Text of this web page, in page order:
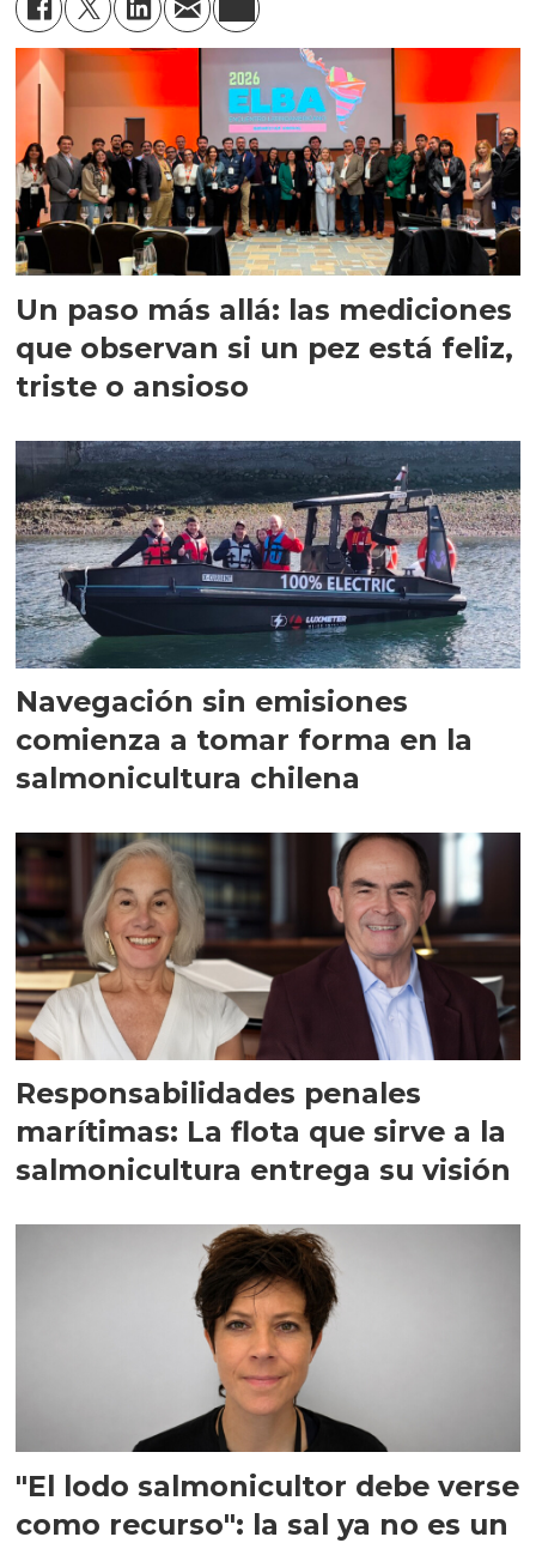
Un paso más allá: las mediciones
que observan si un pez está feliz,
triste o ansioso
Navegación sin emisiones
comienza a tomar forma en la
salmonicultura chilena
Responsabilidades penales
marítimas: La flota que sirve a la
salmonicultura entrega su visión
"El lodo salmonicultor debe verse
como recurso": la sal ya no es un